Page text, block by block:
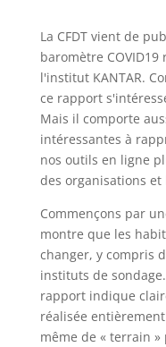
La CFDT vient de
baromètre
l'institut KANTAR.
ce rapport
Mais il comporte
intéressantes à
nos outils en ligne
des organisations
Commençons par
montre que les
changer, y compris
instituts de
rapport indique
réalisée
même de « terrain